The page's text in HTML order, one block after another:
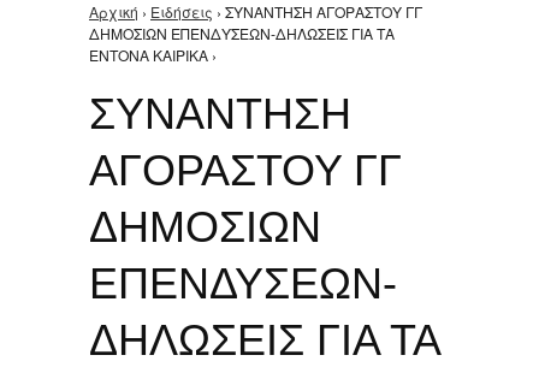
Είστε εδώ
Αρχική › Ειδήσεις › ΣΥΝΑΝΤΗΣΗ ΑΓΟΡΑΣΤΟΥ ΓΓ
ΔΗΜΟΣΙΩΝ ΕΠΕΝΔΥΣΕΩΝ-ΔΗΛΩΣΕΙΣ ΓΙΑ ΤΑ
ΕΝΤΟΝΑ ΚΑΙΡΙΚΑ ›
ΣΥΝΑΝΤΗΣΗ
ΑΓΟΡΑΣΤΟΥ ΓΓ
ΔΗΜΟΣΙΩΝ
ΕΠΕΝΔΥΣΕΩΝ-
ΔΗΛΩΣΕΙΣ ΓΙΑ ΤΑ